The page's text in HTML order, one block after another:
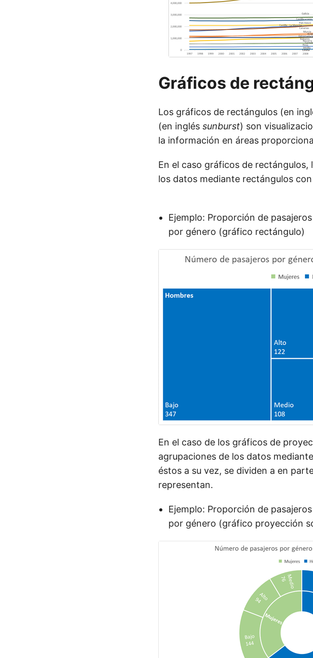
Gráficos de
Los gráficos de rectángulos (en
(en inglés sunburst) son
la información en áreas
En el caso gráficos de
los datos mediante rectángulos
Ejemplo: Proporción de
por género (gráfico rectángulo)
En el caso de los gráficos de
agrupaciones de los datos
éstos a su vez, se dividen a en
representan.
Ejemplo: Proporción de
por género (gráfico proyección